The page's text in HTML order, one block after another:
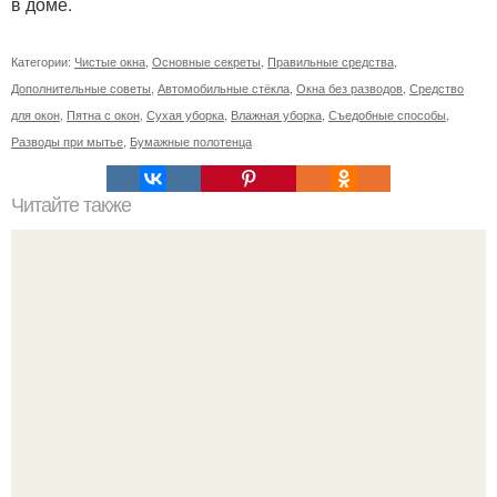
Категории: Чистые окна Основные секреты Правильные средства
Дополнительные советы Автомобильные стёкла Окна без разводов Средство
для окон Пятна с окон Сухая уборка Влажная уборка Съедобные способы
Разводы при мытье Бумажные полотенца
Читайте также